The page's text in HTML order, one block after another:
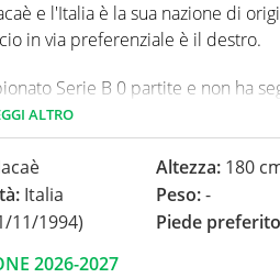
e l'Italia è la sua nazione di
in via preferenziale è il destro.
Serie B 0 partite e non ha
ALTRO
Italia
11/1994)
Altezza: 180
Peso:-
Piede
2026-2027